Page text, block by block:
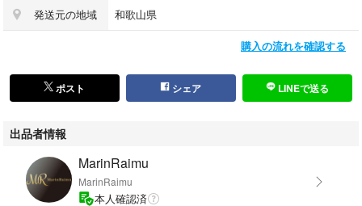
#古着屋MarinRaimu
●状態：一度人の手に渡った商品ということをご理解いただいた上でご購
入をお願いします。
●その他、注意事項：自宅にて保管していました。
細かいデザインなどは写真にてご確認ください。
発送元の地域 和歌山県
購入の流れを確認する
ポスト シェア LINEで送る
出品者情報
MarinRaimu
MarinRaimu
本人確認済